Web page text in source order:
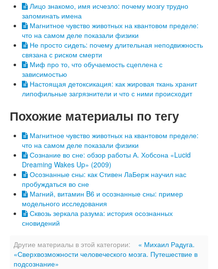
Лицо знакомо, имя исчезло: почему мозгу трудно
запоминать имена
Магнитное чувство животных на квантовом пределе:
что на самом деле показали физики
Не просто сидеть: почему длительная неподвижность
связана с риском смерти
Миф про то, что обучаемость сцеплена с
зависимостью
Настоящая детоксикация: как жировая ткань хранит
липофильные загрязнители и что с ними происходит
Похожие материалы по тегу
Магнитное чувство животных на квантовом пределе:
что на самом деле показали физики
Сознание во сне: обзор работы А. Хобсона «Lucid
Dreaming Wakes Up» (2009)
Осознанные сны: как Стивен ЛаБерж научил нас
пробуждаться во сне
Магний, витамин B6 и осознанные сны: пример
модельного исследования
Сквозь зеркала разума: история осознанных
сновидений
Другие материалы в этой категории:
« Михаил Радуга.
«Сверхвозможности человеческого мозга. Путешествие в
подсознание»